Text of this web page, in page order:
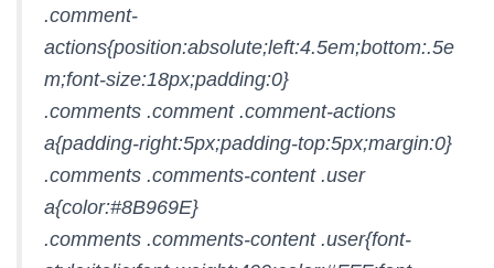
.comment-
actions{position:absolute;left:4.5em;bottom:.5e
m;font-size:18px;padding:0}
.comments .comment .comment-actions
a{padding-right:5px;padding-top:5px;margin:0}
.comments .comments-content .user
a{color:#8B969E}
.comments .comments-content .user{font-